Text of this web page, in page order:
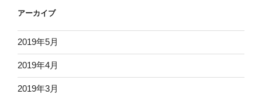
アーカイブ
2019年5月
2019年4月
2019年3月